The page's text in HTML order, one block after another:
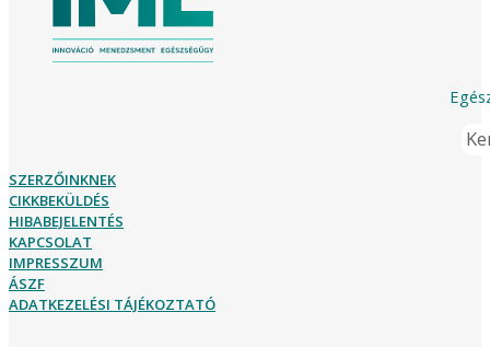
SZERZŐINKNEK
CIKKBEKÜLDÉS
HIBABEJELENTÉS
KAPCSOLAT
IMPRESSZUM
ÁSZF
ADATKEZELÉSI TÁJÉKOZTATÓ